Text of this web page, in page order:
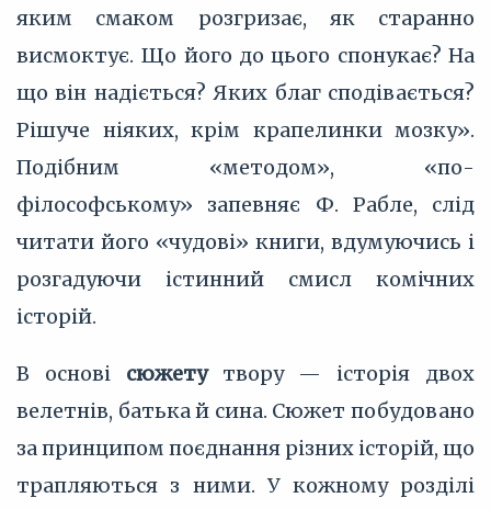
яким смаком розгризає, як старанно
висмоктує. Що його до цього спонукає? На
що він надіється? Яких благ сподівається?
Рішуче ніяких, крім крапелинки мозку».
Подібним «методом», «по-
філософському» запевняє Ф. Рабле, слід
читати його «чудові» книги, вдумуючись і
розгадуючи істинний смисл комічних
історій.
В основі сюжету твору — історія двох
велетнів, батька й сина. Сюжет побудовано
за принципом поєднання різних історій, що
трапляються з ними. У кожному розділі